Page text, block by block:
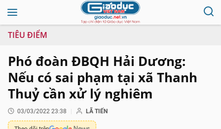
TIÊU ĐIỂM
Phó đoàn ĐBQH Hải Dương:
Nếu có sai phạm tại xã Thanh
Thuỷ cần xử lý nghiêm
03/03/2022 23:38 LÃ TIẾN